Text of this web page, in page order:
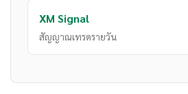
XM Signal
สัญญาณเทรดรายวัน